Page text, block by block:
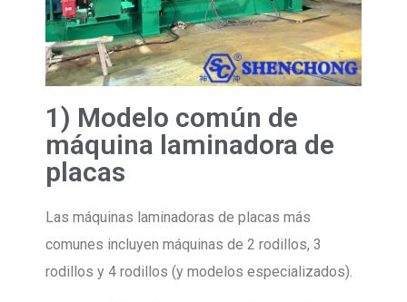
1) Modelo común de
máquina laminadora de
placas
Las máquinas laminadoras de placas más
comunes incluyen máquinas de 2 rodillos, 3
rodillos y 4 rodillos (y modelos especializados).